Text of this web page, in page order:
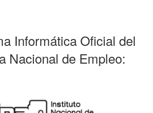
Informática Oficial del
Nacional de Empleo: